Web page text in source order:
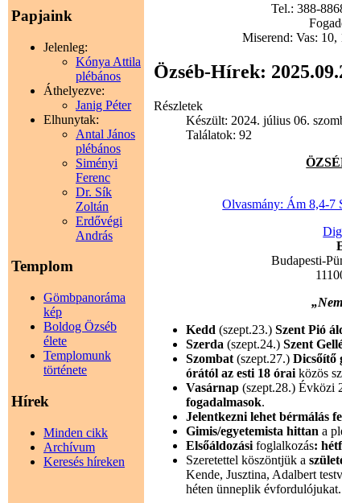
Papjaink
Jelenleg:
Kónya Attila
plébános
Áthelyezve:
Janig Péter
Elhunytak:
Antal János
plébános
Siményi
Ferenc
Dr. Sík
Zoltán
Erdővégi
András
Templom
Gömbpanoráma
kép
Boldog Özséb
élete
Templomunk
története
Hírek
Minden cikk
Archívum
Keresés híreken
Tel.: 388-
Miserend: Vas:
Özséb-Hírek:
Részletek
Készült: 2024. július 06.
Találatok: 92
Olvasmány: Ám 8,4-7
Budapesti-
Kedd(szept.23.)Szent Pió
Szerda(szept.24.)Szent
Szombat(szept.27.)Dicsőítő
órától az esti 18 órai közös
Vasárnap(szept.28.) Évközi
fogadalmasok.
Jelentkezni lehet bérmálás
Gimis/egyetemista hittana
Elsőáldozásifoglalkozás:
Szeretettel köszöntjük a
Kende, Jusztina, Adalbert
héten ünneplik